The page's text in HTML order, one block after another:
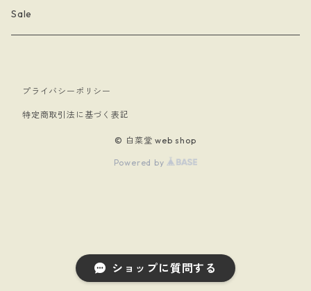
ショップに質問する
- 月星夜
- papillon
- 文房具
- ケース
こまっちゃん
Sale
プライバシーポリシー
特定商取引法に基づく表記
© 白菜堂 web shop
Powered by